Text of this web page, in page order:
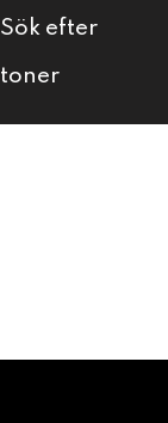
Sök efter
toner